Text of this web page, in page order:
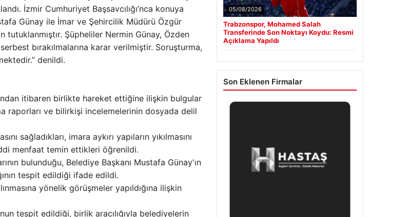
İzmir Cumhuriyet Başsavcılığı’nca konuya
Günay ile İmar ve Şehircilik Müdürü Özgür
tutuklanmıştır. Şüpheliler Nermin Günay, Özden
bırakılmalarına karar verilmiştir. Soruşturma,
denildi.
itibaren birlikte hareket ettiğine ilişkin bulgular
raporları ve bilirkişi incelemelerinin dosyada delil
sağladıkları, imara aykırı yapıların yıkılmasını
menfaat temin ettikleri öğrenildi.
bulunduğu, Belediye Başkanı Mustafa Günay'ın
tespit edildiği ifade edildi.
yönelik görüşmeler yapıldığına ilişkin
tespit edildiği, birlik aracılığıyla belediyelerin
05/08/2026
Trabzonspor, Mohamed Salah
Transferinde Son Noktayı Koydu: Resmi
Açıklama Yapıldı
Son Eklenen Firmalar